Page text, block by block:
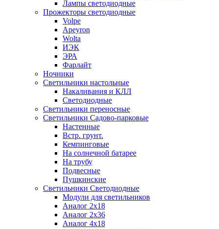
Лампы светодиодные
Прожекторы светодиодные
Volpe
Apeyron
Wolta
ИЭК
ЭРА
Фарлайт
Ночники
Светильники настольные
Накаливания и КЛЛ
Светодиодные
Светильники переносные
Светильники Садово-парковые
Настенные
Встр. грунт.
Кемпинговые
На солнечной батарее
На трубу
Подвесные
Пушкинские
Светильники Светодиодные
Модули для светильников
Аналог 2х18
Аналог 2х36
Аналог 4х18